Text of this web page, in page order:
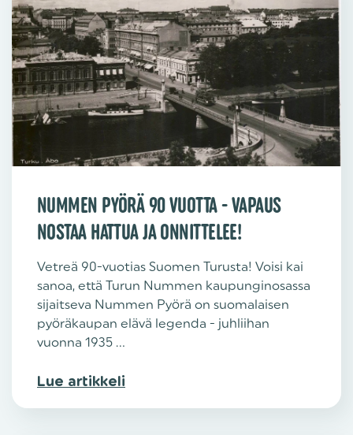
NUMMEN PYÖRÄ 90 VUOTTA - VAPAUS
NOSTAA HATTUA JA ONNITTELEE!
Vetreä 90-vuotias Suomen Turusta! Voisi kai
sanoa, että Turun Nummen kaupunginosassa
sijaitseva Nummen Pyörä on suomalaisen
pyöräkaupan elävä legenda - juhliihan
vuonna 1935 ...
Lue artikkeli